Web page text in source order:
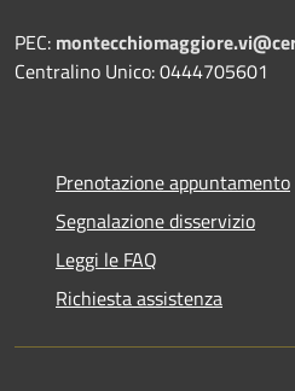
PEC:
Centralino Unico: 0444705601
Prenotazione appuntamento
Segnalazione disservizio
Leggi le FAQ
Richiesta assistenza